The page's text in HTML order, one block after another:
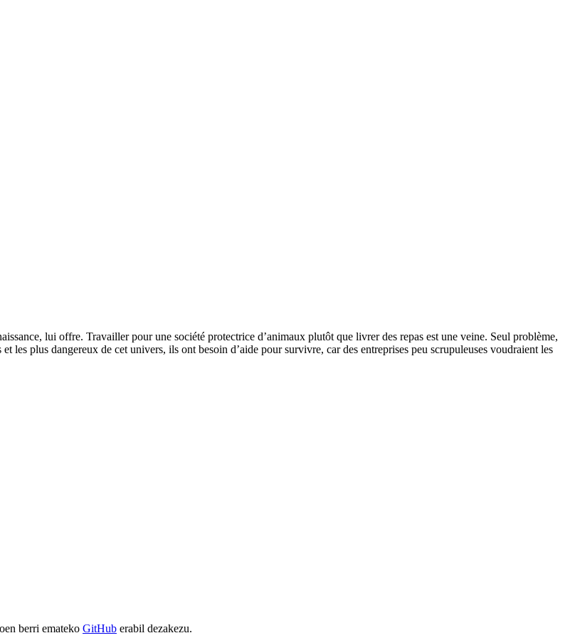
lui offre. Travailler pour une société protectrice d’animaux plutôt que livrer des repas est une veine. Seul problème,
les plus dangereux de cet univers, ils ont besoin d’aide pour survivre, car des entreprises peu scrupuleuses voudraient les
berri emateko GitHub erabil dezakezu.